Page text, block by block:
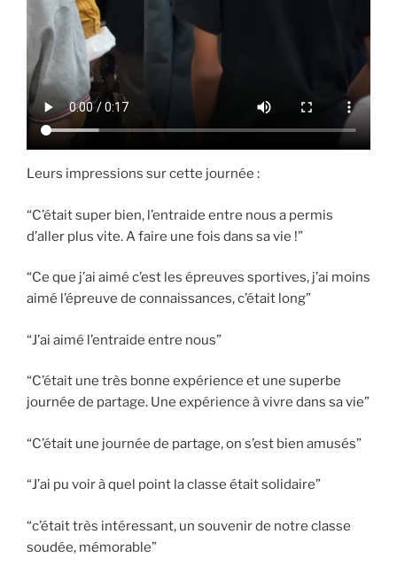
Leurs impressions sur cette journée :
“C’était super bien, l’entraide entre nous a permis
d’aller plus vite. A faire une fois dans sa vie !”
“Ce que j’ai aimé c’est les épreuves sportives, j’ai moins
aimé l’épreuve de connaissances, c’était long”
“J’ai aimé l’entraide entre nous”
“C’était une très bonne expérience et une superbe
journée de partage. Une expérience à vivre dans sa vie”
“C’était une journée de partage, on s’est bien amusés”
“J’ai pu voir à quel point la classe était solidaire”
“c’était très intéressant, un souvenir de notre classe
soudée, mémorable”